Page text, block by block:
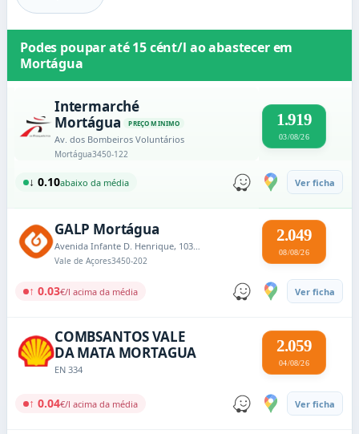
Podes poupar até15 cént/l ao abastecer em
Mortágua
Intermarché
Mortágua
PREÇO MINIMO
Av. dos Bombeiros Voluntários
Mortágua3450-122
1.919
03/08/26
↓ 0.10abaixo da média Ver ficha
GALP Mortágua
Avenida Infante D. Henrique, 103A - Vale de Açores
Vale de Açores3450-202
2.049
08/08/26
↑ 0.03€/l acima da média Ver ficha
COMBSANTOS VALE
DA MATA MORTAGUA
EN 334
2.059
04/08/26
↑ 0.04€/l acima da média Ver ficha